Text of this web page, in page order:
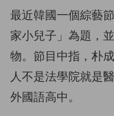
最近韓國一個綜藝
家小兒子」為題，
物。節目中指，朴
人不是法學院就是
外國語高中。